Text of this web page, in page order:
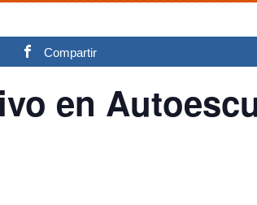
Compartir
en